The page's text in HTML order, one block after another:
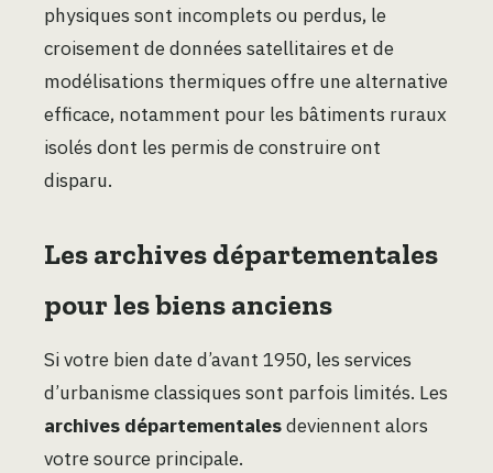
physiques sont incomplets ou perdus, le
croisement de données satellitaires et de
modélisations thermiques offre une alternative
efficace, notamment pour les bâtiments ruraux
isolés dont les permis de construire ont
disparu.
Les archives départementales
pour les biens anciens
Si votre bien date d’avant 1950, les services
d’urbanisme classiques sont parfois limités. Les
archives départementalesdeviennent alors
votre source principale.